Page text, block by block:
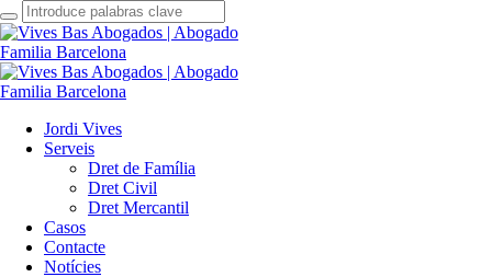
Jordi Vives
Serveis
Dret de Família
Dret Civil
Dret Mercantil
Casos
Contacte
Notícies